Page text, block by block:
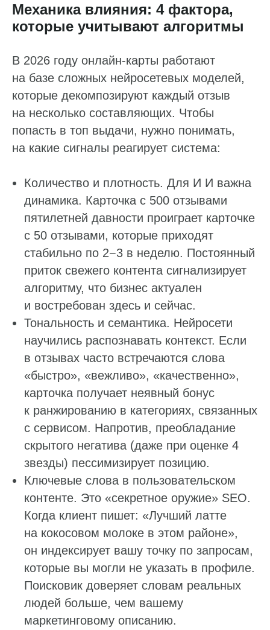
Механика влияния: 4 фактора,
которые учитывают алгоритмы
В 2026 году онлайн-карты работают
на базе сложных нейросетевых моделей,
которые декомпозируют каждый отзыв
на несколько составляющих. Чтобы
попасть в топ выдачи, нужно понимать,
на какие сигналы реагирует система:
Количество и плотность. Для И И важна
динамика. Карточка с 500 отзывами
пятилетней давности проиграет карточке
с 50 отзывами, которые приходят
стабильно по 2−3 в неделю. Постоянный
приток свежего контента сигнализирует
алгоритму, что бизнес актуален
и востребован здесь и сейчас.
Тональность и семантика. Нейросети
научились распознавать контекст. Если
в отзывах часто встречаются слова
«быстро», «вежливо», «качественно»,
карточка получает неявный бонус
к ранжированию в категориях, связанных
с сервисом. Напротив, преобладание
скрытого негатива (даже при оценке 4
звезды) пессимизирует позицию.
Ключевые слова в пользовательском
контенте. Это «секретное оружие» SEO.
Когда клиент пишет: «Лучший латте
на кокосовом молоке в этом районе»,
он индексирует вашу точку по запросам,
которые вы могли не указать в профиле.
Поисковик доверяет словам реальных
людей больше, чем вашему
маркетинговому описанию.